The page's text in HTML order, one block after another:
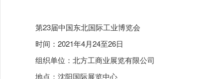
第23届中国东北国际工业博览会
时间：2021年4月24至26日
组织单位：北方工商业展览有限公司
地点：沈阳国际展览中心